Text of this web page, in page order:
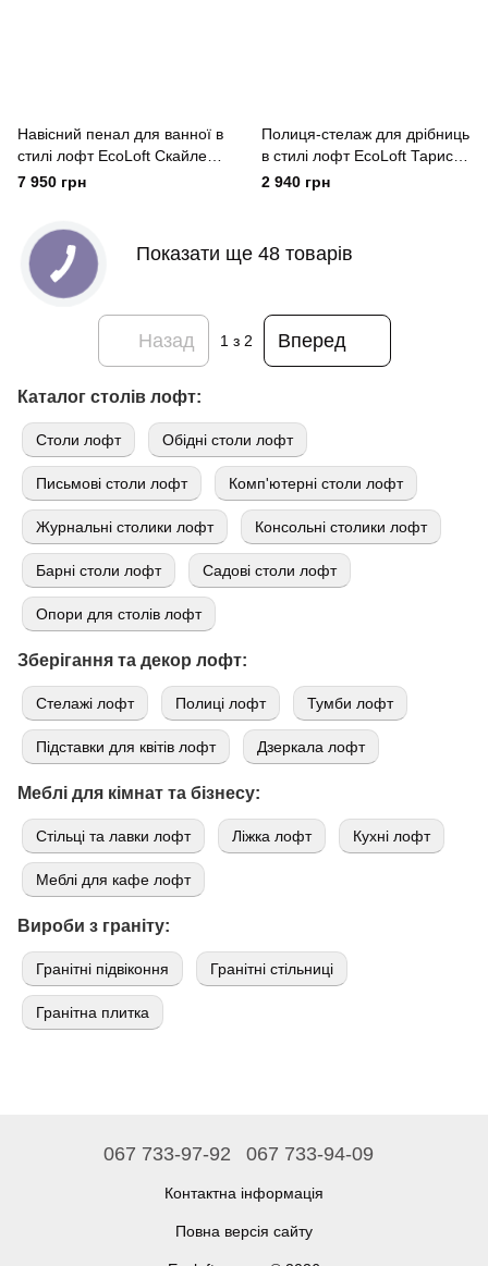
Навісний пенал для ванної в
стилі лофт EcoLoft Скайлен
DSP-1388
7 950 грн
Полиця-стелаж для дрібниць
в стилі лофт EcoLoft Тарис
DSP-1470
2 940 грн
Показати ще 48 товарів
Назад 1 з 2 Вперед
Каталог столів лофт:
Cтоли лофт Обідні столи лофт
Письмові столи лофт Комп'ютерні столи лофт
Журнальні столики лофт Консольні столики лофт
Барні столи лофт Садові столи лофт
Опори для столів лофт
Зберігання та декор лофт:
Стелажі лофт Полиці лофт Тумби лофт
Підставки для квітів лофт Дзеркала лофт
Меблі для кімнат та бізнесу:
Стільці та лавки лофт Ліжка лофт Кухні лофт
Меблі для кафе лофт
Вироби з граніту:
Гранітні підвіконня Гранітні стільниці
Гранітна плитка
067 733-97-92 067 733-94-09
Контактна інформація
Повна версія сайту